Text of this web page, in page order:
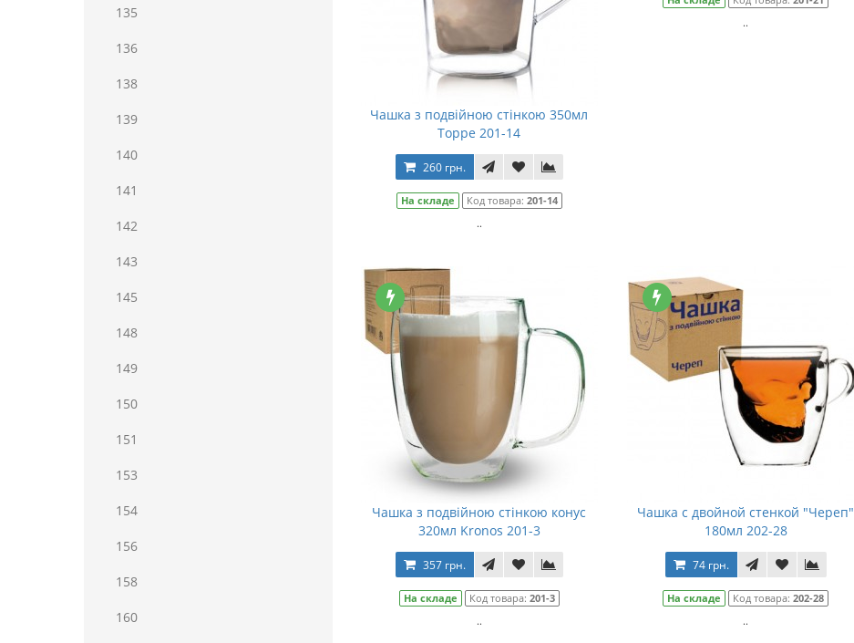
135
136
138
139
140
141
142
143
145
148
149
150
151
153
154
156
158
160
Чашка з подвійною стінкою 350мл
Торре 201-14
260 грн.
На складе Код товара: 201-14
..
..
Чашка з подвійною стінкою конус
320мл Kronos 201-3
357 грн.
На складе Код товара: 201-3
..
Чашка с двойной стенкой "Череп"
180мл 202-28
74 грн.
На складе Код товара:202-28
..